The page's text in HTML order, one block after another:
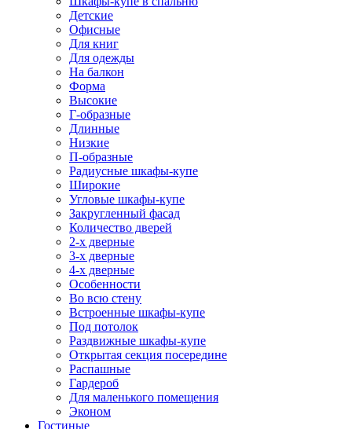
Детские
Офисные
Для книг
Для одежды
На балкон
Форма
Высокие
Г-образные
Длинные
Низкие
П-образные
Радиусные шкафы-купе
Широкие
Угловые шкафы-купе
Закругленный фасад
Количество дверей
2-х дверные
3-х дверные
4-х дверные
Особенности
Во всю стену
Встроенные шкафы-купе
Под потолок
Раздвижные шкафы-купе
Открытая секция посередине
Распашные
Гардероб
Для маленького помещения
Эконом
Гостиные